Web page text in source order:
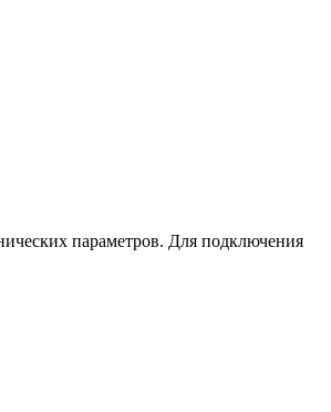
параметров. Для подключения